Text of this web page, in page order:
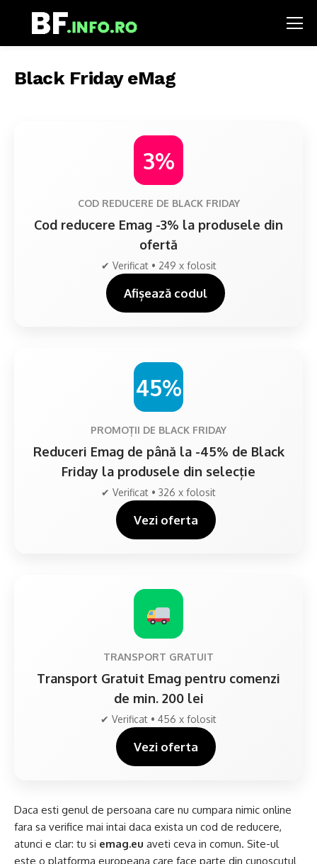
Black Friday eMag
3%
COD REDUCERE DE BLACK FRIDAY
Cod reducere Emag -3% la produsele din
ofertă
✔ Verificat • 249 x folosit
Afișează codul
45%
PROMOȚII DE BLACK FRIDAY
Reduceri Emag de până la -45% de Black
Friday la produsele din selecție
✔ Verificat • 326 x folosit
Vezi oferta
TRANSPORT GRATUIT
Transport Gratuit Emag pentru comenzi
de min. 200 lei
✔ Verificat • 456 x folosit
Vezi oferta
Daca esti genul de persoana care nu cumpara nimic online
fara sa verifice mai intai daca exista un cod de reducere,
atunci e clar: tu si emag.eu aveti ceva in comun. Site-ul
este o platforma europeana care face parte din cunoscutul